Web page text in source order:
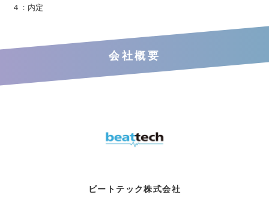
４：内定
会社概要
ビートテック株式会社